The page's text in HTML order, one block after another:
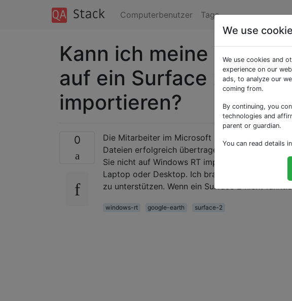
Computerbenutzer Tags
Kann ich meine
auf ein Surface 2 mit
importieren?
0
Die Mitarbeiter im Microsoft Store haben mir
Dateien erfolgreich übertragen kann. Ich habe
Sie nicht auf Windows RT importieren können,
Laptop oder Desktop. Ich brauche mein Tablet
zu unterstützen. Wenn ein Surface 2 nicht
windows-rt google-earth surface-2
We use
We use cookies and
experience on our
ads, to analyze our
coming from.
By continuing, you
technologies and
parent or guardian.
You can read details